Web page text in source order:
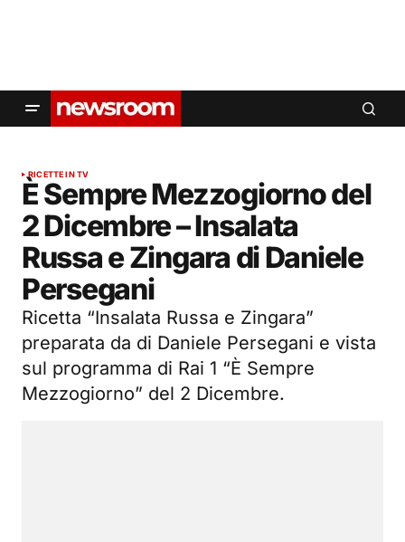
RICETTE IN TV
È Sempre Mezzogiorno del
2 Dicembre – Insalata
Russa e Zingara di Daniele
Persegani
Ricetta “Insalata Russa e Zingara”
preparata da di Daniele Persegani e vista
sul programma di Rai 1 “È Sempre
Mezzogiorno” del 2 Dicembre.